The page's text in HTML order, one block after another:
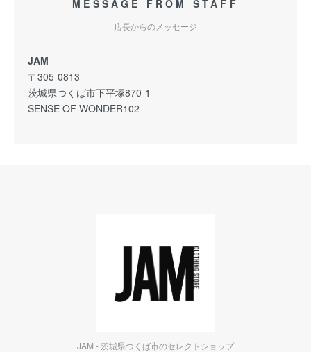
MESSAGE FROM STAFF
店長からのメッセージ
JAM
〒305-0813
茨城県つくば市下平塚870-1
SENSE OF WONDER102
JAM - 茨城県つくば市のセレクトショップ